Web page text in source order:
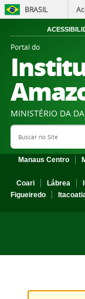
BRASIL
Portal do
MINISTÉRIO DA
Search Site
Manaus Centro
Coari
Lábrea
Figueiredo